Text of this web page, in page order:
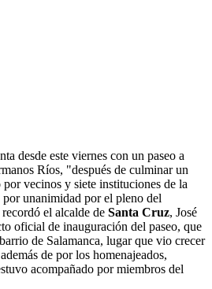
desde este viernes con un paseo a
Ríos, "después de culminar un
vecinos y siete instituciones de la
unanimidad por el pleno del
el alcalde de Santa Cruz, José
oficial de inauguración del paseo, que
de Salamanca, lugar que vio crecer
de por los homenajeados,
acompañado por miembros del